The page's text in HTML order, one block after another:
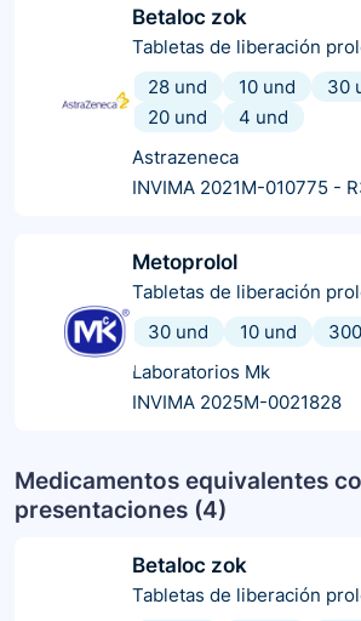
Betaloc zok
Tabletas de liberación
28 und
10 und 30
20 und
4 und
Astrazeneca
INVIMA 2021M-010775 -
Metoprolol
Tabletas de liberación
30 und
10 und
Laboratorios Mk
INVIMA 2025M-0021828
Medicamentos equivalentes
presentaciones (4)
Betaloc zok
Tabletas de liberación